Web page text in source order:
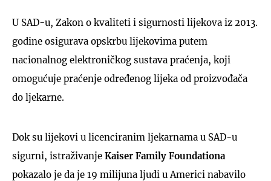
U SAD-u, Zakon o kvaliteti i sigurnosti lijekova iz 2013.
godine osigurava opskrbu lijekovima putem
nacionalnog elektroničkog sustava praćenja, koji
omogućuje praćenje određenog lijeka od proizvođača
do ljekarne.
Dok su lijekovi u licenciranim ljekarnama u SAD-u
sigurni, istraživanje Kaiser Family Foundationa
pokazalo je da je 19 milijuna ljudi u Americi nabavilo